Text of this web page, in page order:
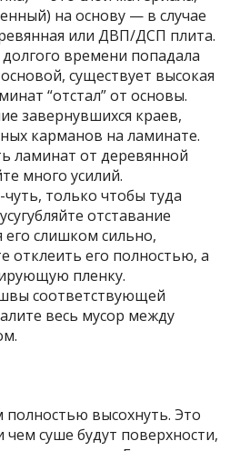
на основу — в случае
или ДВП/ДСП плита.
времени попадала
существует высокая
“отстал” от основы.
завернувшихся краев,
карманов на ламинате.
ламинат от деревянной
много усилий.
только чтобы туда
отставание
его слишком сильно,
отклеить его полностью, а
пленку.
соответствующей
весь мусор между
полностью высохнуть. Это
чем суше будут поверхности,